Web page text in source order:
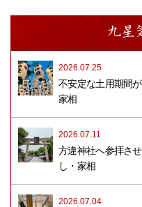
九星
2026.07.25
不安定な土用期
家相
2026.07.11
方違神社へ参拝
し・家相
2026.07.04